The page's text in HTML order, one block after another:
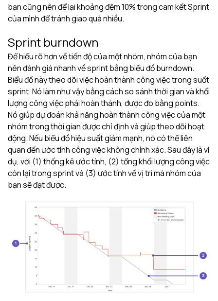
bạn cũng nên để lại khoảng đệm 10% trong cam kết Sprint
của mình để tránh giao quá nhiều.
Sprint burndown
Để hiểu rõ hơn về tiến độ của một nhóm, nhóm của bạn
nên đánh giá nhanh về sprint bằng biểu đồ burndown.
Biểu đồ này theo dõi việc hoàn thành công việc trong suốt
sprint. Nó làm như vậy bằng cách so sánh thời gian và khối
lượng công việc phải hoàn thành, được đo bằng points.
Nó giúp dự đoán khả năng hoàn thành công việc của một
nhóm trong thời gian được chỉ định và giúp theo dõi hoạt
động. Nếu biểu đồ hiệu suất giảm mạnh, nó có thể liên
quan đến ước tính công việc không chính xác. Sau đây là ví
dụ, với (1) thống kê ước tính, (2) tổng khối lượng công việc
còn lại trong sprint và (3) ước tính về vị trí mà nhóm của
bạn sẽ đạt được.